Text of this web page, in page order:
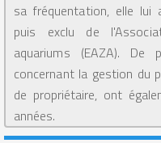
sa fréquentation, elle lui
puis exclu de
aquariums (EAZA). De
concernant la gestion du
de propriétaire, ont
années.